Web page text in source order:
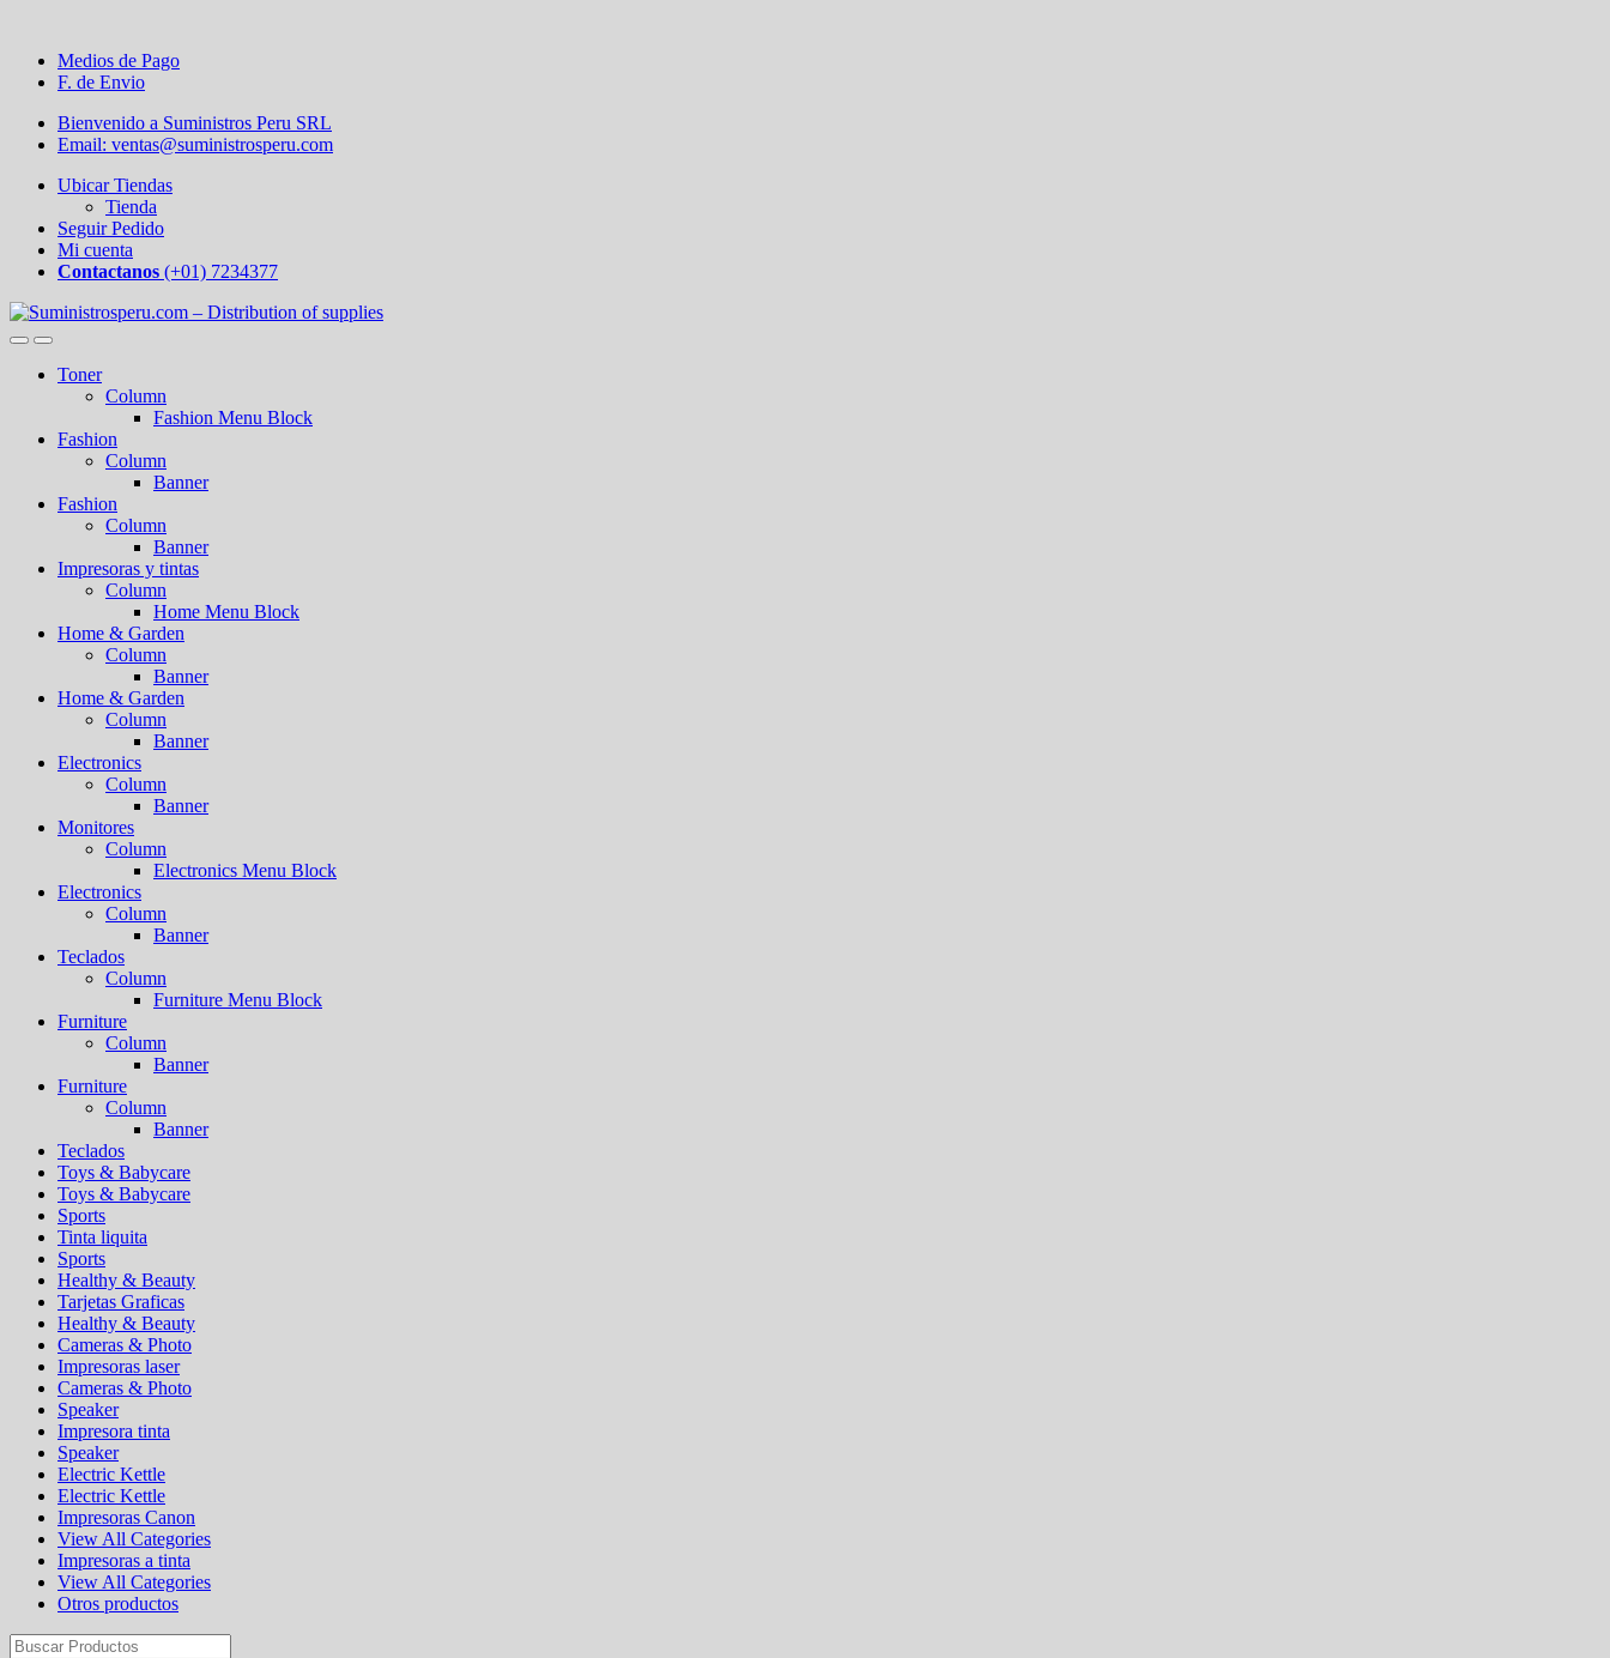
Medios de Pago
F. de Envio
Bienvenido a Suministros Peru SRL
Email: ventas@suministrosperu.com
Ubicar Tiendas
Tienda
Seguir Pedido
Mi cuenta
Contactanos (+01) 7234377
Toner
Column
Fashion Menu Block
Fashion
Column
Banner
Fashion
Column
Banner
Impresoras y tintas
Column
Home Menu Block
Home & Garden
Column
Banner
Home & Garden
Column
Banner
Electronics
Column
Banner
Monitores
Column
Electronics Menu Block
Electronics
Column
Banner
Teclados
Column
Furniture Menu Block
Furniture
Column
Banner
Furniture
Column
Banner
Teclados
Toys & Babycare
Toys & Babycare
Sports
Tinta liquita
Sports
Healthy & Beauty
Tarjetas Graficas
Healthy & Beauty
Cameras & Photo
Impresoras laser
Cameras & Photo
Speaker
Impresora tinta
Speaker
Electric Kettle
Electric Kettle
Impresoras Canon
View All Categories
Impresoras a tinta
View All Categories
Otros productos
Search